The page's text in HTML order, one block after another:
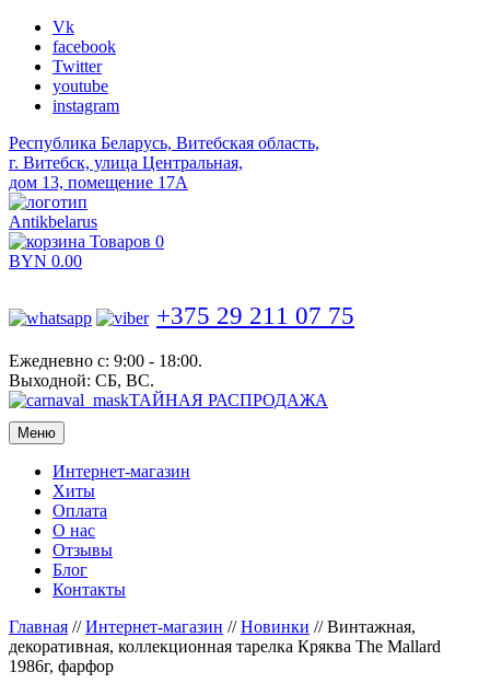
Vk
facebook
Twitter
youtube
instagram
Республика Беларусь, Витебская область,
г. Витебск, улица Центральная,
дом 13, помещение 17А
Antikbelarus
Товаров 0
BYN 0.00
+375 29 211 07 75
Ежедневно с: 9:00 - 18:00.
Выходной: СБ, ВС.
ТАЙНАЯ РАСПРОДАЖА
Меню
Интернет-магазин
Хиты
Оплата
О нас
Отзывы
Блог
Контакты
Главная //Интернет-магазин //Новинки //Винтажная,
декоративная, коллекционная тарелка Кряква The Mallard
1986г, фарфор